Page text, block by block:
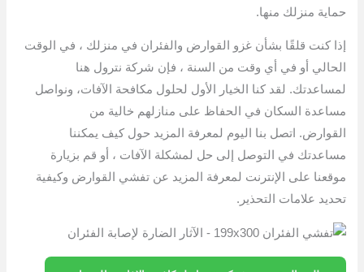
حماية منزلك منها.
إذا كنت قلقًا بشأن غزو القوارض والفئران في منزلك ، في الوقت
الحالي أو في أي وقت من السنة ، فإن شركة نترول هنا
لمساعدتك. لقد كنا الخيار الأول لحلول مكافحة الآفات، ونواصل
مساعدة السكان في الحفاظ على منازلهم خالية من
القوارض. اتصل بنا اليوم لمعرفة المزيد حول كيف يمكننا
مساعدتك في التوصل إلى حل لمشكلة الآفات ، أو قم بزيارة
موقعنا على الإنترنت لمعرفة المزيد عن تفشي القوارض وكيفية
تحديد علامات التحذير.